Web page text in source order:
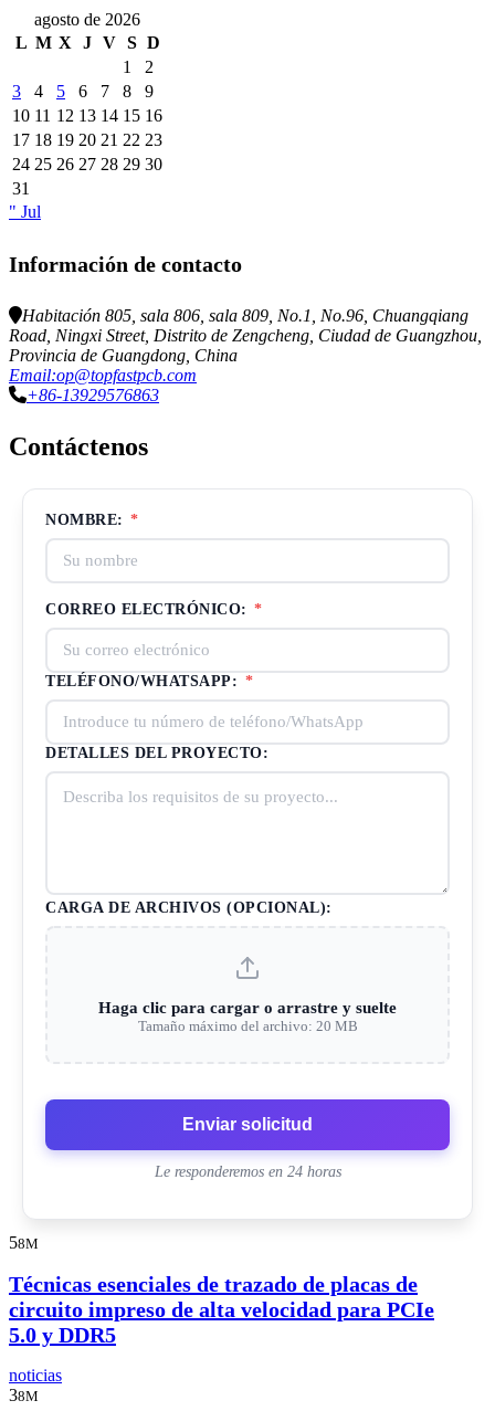
agosto de 2026
L M X J V S D
1
2
3
4 5 6 7 8
9
10 11 12 13 14 15 16
17 18 19 20 21 22 23
24 25 26 27 28 29 30
31
" Jul
Información de contacto
Habitación 805, sala 806, sala 809, No.1, No.96, Chuangqiang
Road, Ningxi Street, Distrito de Zengcheng, Ciudad de Guangzhou,
Provincia de Guangdong, China
Email:op@topfastpcb.com
+86-13929576863
Contáctenos
NOMBRE: *
CORREO ELECTRÓNICO: *
TELÉFONO/WHATSAPP: *
DETALLES DEL PROYECTO:
CARGA DE ARCHIVOS (OPCIONAL):
Haga clic para cargar o arrastre y suelte
Tamaño máximo del archivo: 20 MB
Enviar solicitud
Le responderemos en 24 horas
58M
Técnicas esenciales de trazado de placas de
circuito impreso de alta velocidad para PCIe
5.0 y DDR5
noticias
38M